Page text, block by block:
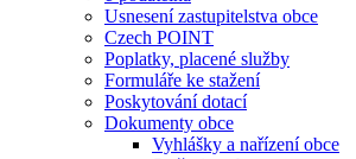
Usnesení zastupitelstva obce
Czech POINT
Poplatky, placené služby
Formuláře ke stažení
Poskytování dotací
Dokumenty obce
Vyhlášky a nařízení obce